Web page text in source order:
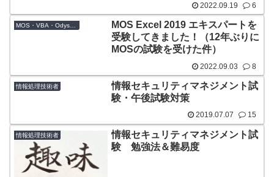
2022.09.19 6
MOS・VBA・Odyssey系CBT
MOS Excel 2019 エキスパートを
受験してきました！（12年ぶりに
MOSの試験を受けた件）
2022.09.03 8
情報処理技術者
情報セキュリティマネジメント試
験・午後試験対策
2019.07.07 15
情報処理技術者
情報セキュリティマネジメント試
験 勉強法＆難易度